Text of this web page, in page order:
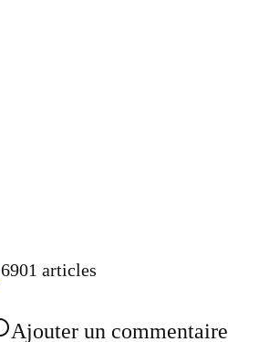
6901 articles
Ajouter un commentaire